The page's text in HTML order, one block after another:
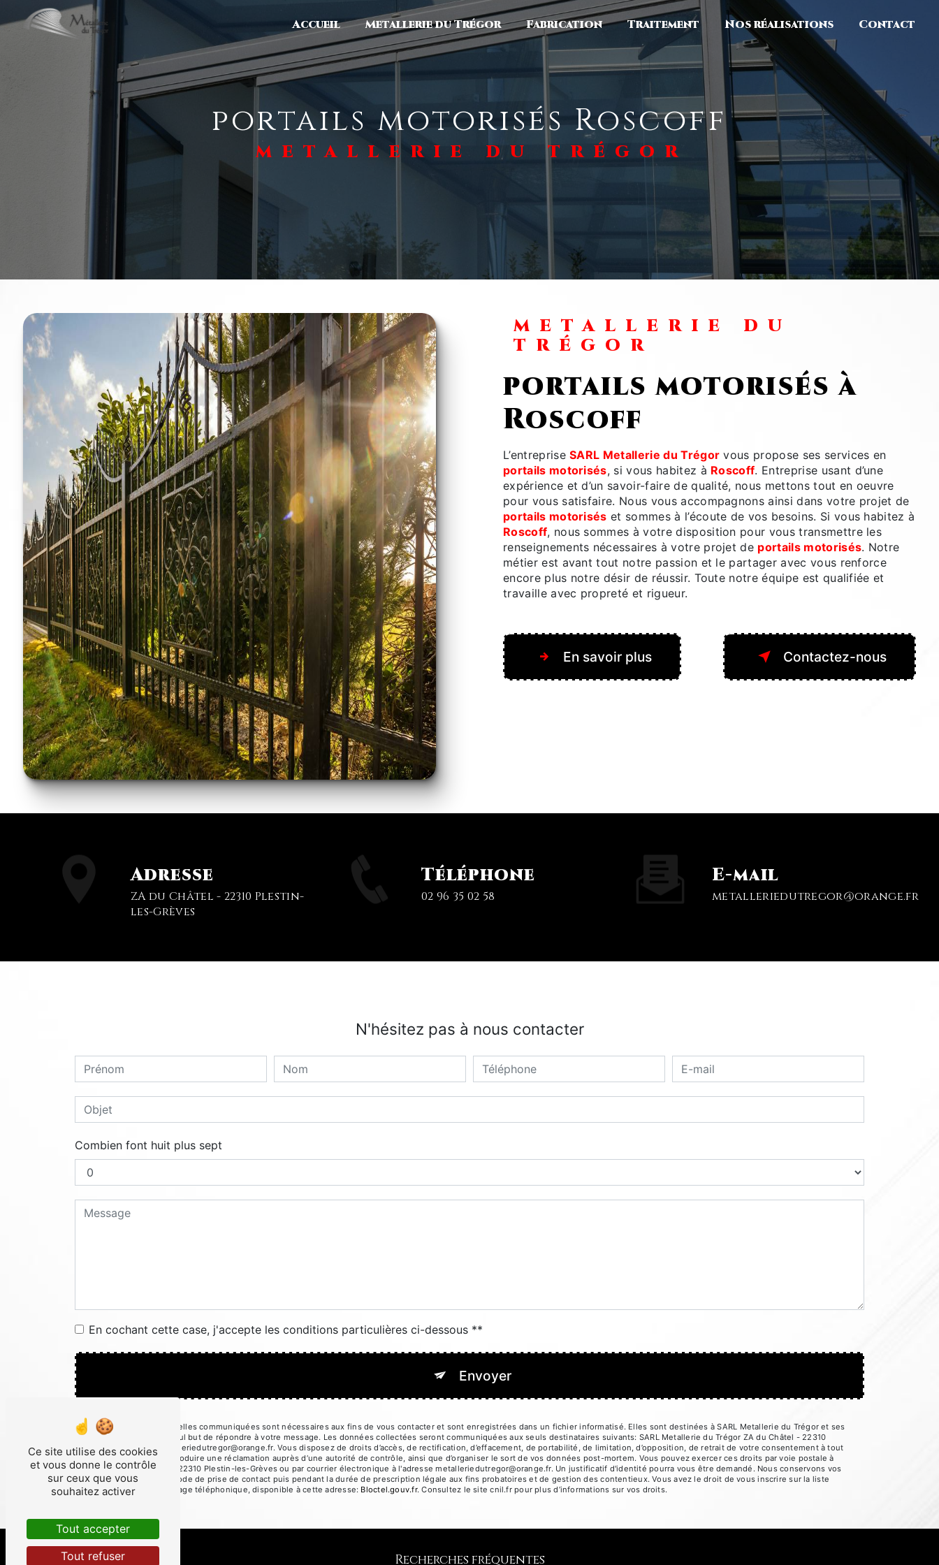
Accueil Metallerie du Trégor Fabrication Traitement Nos réalisations Contact
portails motorisés Roscoff
METALLERIE DU TRÉGOR
METALLERIE DU
TRÉGOR
portails motorisés à
Roscoff
L’entrepriseSARL Metallerie du Trégor vous propose ses services en
portails motorisés, si vous habitez à Roscoff. Entreprise usant d’une
expérience et d’un savoir-faire de qualité, nous mettons tout en oeuvre
pour vous satisfaire. Nous vous accompagnons ainsi dans votre projet de
portails motorisés et sommes à l’écoute de vos besoins. Si vous habitez à
Roscoff, nous sommes à votre disposition pour vous transmettre les
renseignements nécessaires à votre projet de portails motorisés. Notre
métier est avant tout notre passion et le partager avec vous renforce
encore plus notre désir de réussir. Toute notre équipe est qualifiée et
travaille avec propreté et rigueur.
En savoir plus Contactez-nous
Adresse
ZA du Châtel - 22310 Plestin-
les-Grèves
Téléphone
02 96 35 02 58
E-mail
metalleriedutregor@orange.fr
N'hésitez pas à nous contacter
Combien font huit plus sept
En cochant cette case, j'accepte les conditions particulières ci-dessous **
Envoyer
** Les données personnelles communiquées sont nécessaires aux fins de vous contacter et sont enregistrées dans un fichier informatisé. Elles sont destinées à SARL Metallerie du Trégor et ses
sous-traitants dans le seul but de répondre à votre message. Les données collectées seront communiquées aux seuls destinataires suivants: SARL Metallerie du Trégor ZA du Châtel - 22310
Plestin-les-Grèves metalleriedutregor@orange.fr. Vous disposez de droits d’accès, de rectification, d’effacement, de portabilité, de limitation, d’opposition, de retrait de votre consentement à tout
moment et du droit d’introduire une réclamation auprès d’une autorité de contrôle, ainsi que d’organiser le sort de vos données post-mortem. Vous pouvez exercer ces droits par voie postale à
l'adresse ZA du Châtel - 22310 Plestin-les-Grèves ou par courrier électronique à l'adresse metalleriedutregor@orange.fr. Un justificatif d'identité pourra vous être demandé. Nous conservons vos
données pendant la période de prise de contact puis pendant la durée de prescription légale aux fins probatoires et de gestion des contentieux. Vous avez le droit de vous inscrire sur la liste
d'opposition au démarchage téléphonique, disponible à cette adresse: Bloctel.gouv.fr. Consultez le site cnil.fr pour plus d’informations sur vos droits.
Recherches fréquentes
Panneau de gestion des cookies
Ce site utilise des cookies
et vous donne le contrôle
sur ceux que vous
souhaitez activer
Tout accepter
Tout refuser